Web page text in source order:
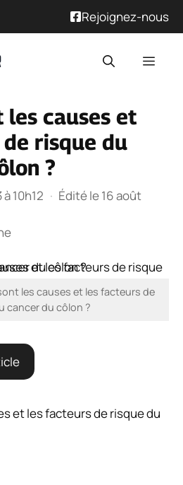
Rejoignez-nous
les causes et
risque du
?
10h12 · Édité le 16 août
les causes et les facteurs de
cancer du côlon ?
et les facteurs de risque du